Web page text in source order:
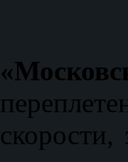
скорости,